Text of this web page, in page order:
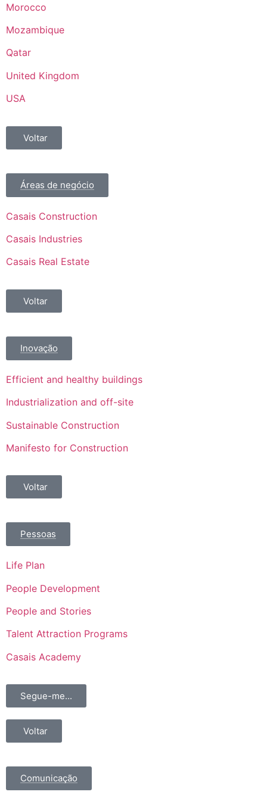
Morocco
Mozambique
Qatar
United Kingdom
USA
Voltar
Áreas de negócio
Casais Construction
Casais Industries
Casais Real Estate
Voltar
Inovação
Efficient and healthy buildings
Industrialization and off-site
Sustainable Construction
Manifesto for Construction
Voltar
Pessoas
Life Plan
People Development
People and Stories
Talent Attraction Programs
Casais Academy
Segue-me...
Voltar
Comunicação